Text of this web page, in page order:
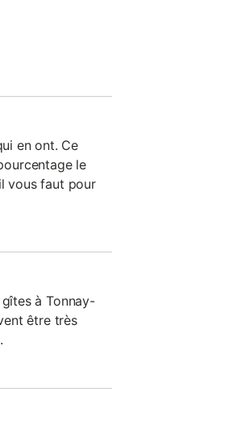
en ont. Ce
le
vous faut pour
à Tonnay-
être très